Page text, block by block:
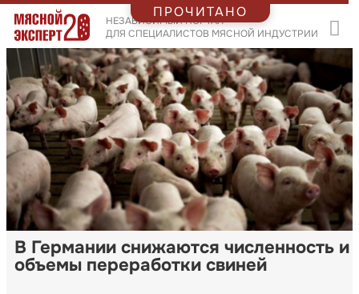
НЕЗАВИСИМЫЙ ПОРТАЛ
ДЛЯ СПЕЦИАЛИСТОВ МЯСНОЙ ИНДУСТРИИ
В Германии снижаются численность и
объемы переработки свиней
ПРОЧИТАНО